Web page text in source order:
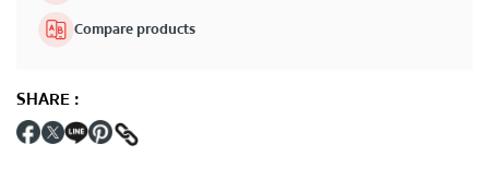
Compare products
SHARE: